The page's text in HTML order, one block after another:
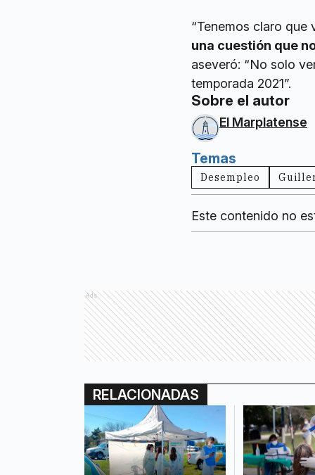
“Tenemos claro
una cuestión que
aseveró: “No solo
temporada 2021”.
Sobre el autor
El Marplatense
Temas
Desempleo
Este contenido no
Ads
RELACIONADAS